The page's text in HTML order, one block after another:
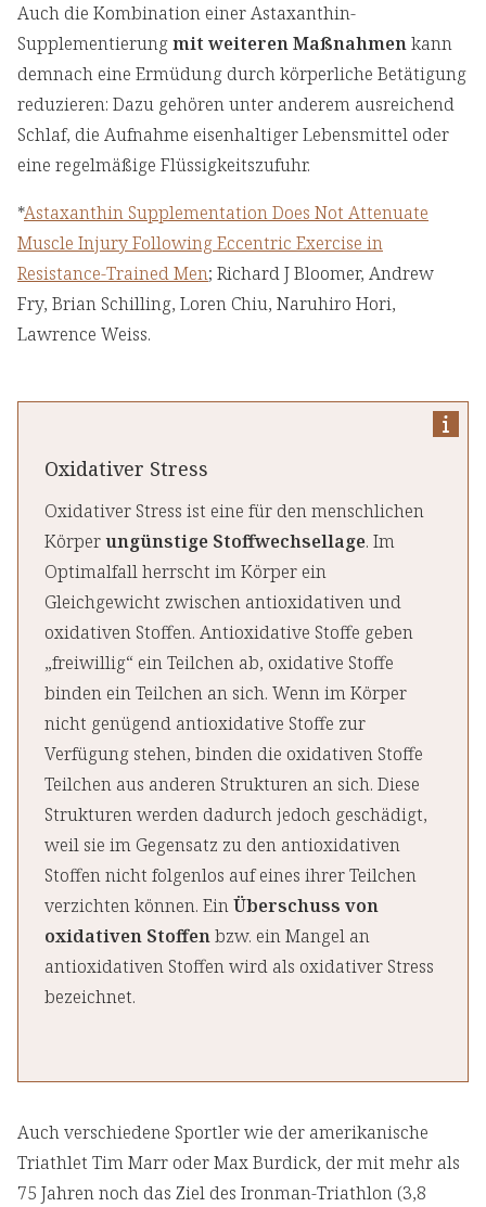
Auch die Kombination einer Astaxanthin-
Supplementierungmit weiteren Maßnahmenkann
demnach eine Ermüdung durch körperliche Betätigung
reduzieren: Dazu gehören unter anderem ausreichend
Schlaf, die Aufnahme eisenhaltiger Lebensmittel oder
eine regelmäßige Flüssigkeitszufuhr.
*Astaxanthin Supplementation Does Not Attenuate
Muscle Injury Following Eccentric Exercise in
Resistance-Trained Men; Richard J Bloomer, Andrew
Fry, Brian Schilling, Loren Chiu, Naruhiro Hori,
Lawrence Weiss.
Oxidativer Stress
Oxidativer Stress ist eine für den menschlichen
Körperungünstige Stoffwechsellage. Im
Optimalfall herrscht im Körper ein
Gleichgewicht zwischen antioxidativen und
oxidativen Stoffen. Antioxidative Stoffe geben
„freiwillig“ ein Teilchen ab, oxidative Stoffe
binden ein Teilchen an sich. Wenn im Körper
nicht genügend antioxidative Stoffe zur
Verfügung stehen, binden die oxidativen Stoffe
Teilchen aus anderen Strukturen an sich. Diese
Strukturen werden dadurch jedoch geschädigt,
weil sie im Gegensatz zu den antioxidativen
Stoffen nicht folgenlos auf eines ihrer Teilchen
verzichten können. EinÜberschuss von
oxidativen Stoffenbzw. ein Mangel an
antioxidativen Stoffen wird als oxidativer Stress
bezeichnet.
Auch verschiedene Sportler wie der amerikanische
Triathlet Tim Marr oder Max Burdick, der mit mehr als
75 Jahren noch das Ziel des Ironman-Triathlon (3,8